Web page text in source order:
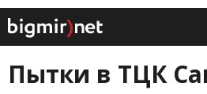
Пытки в ТЦК